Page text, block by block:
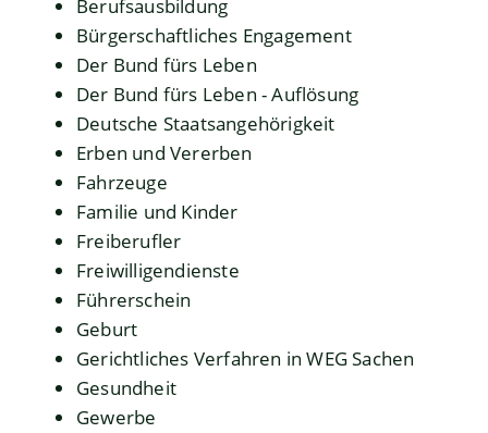
Berufsausbildung
Bürgerschaftliches Engagement
Der Bund fürs Leben
Der Bund fürs Leben - Auflösung
Deutsche Staatsangehörigkeit
Erben und Vererben
Fahrzeuge
Familie und Kinder
Freiberufler
Freiwilligendienste
Führerschein
Geburt
Gerichtliches Verfahren in WEG Sachen
Gesundheit
Gewerbe